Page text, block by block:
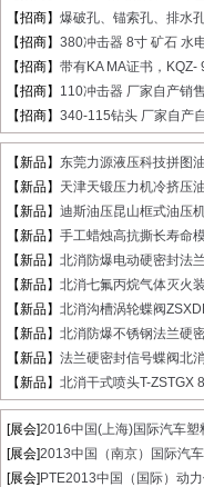
【招商】 爆破孔、锚索孔、排水
【招商】 380冲击器 8寸 矿石 水
【招商】 带有KA MA证书，KQZ-
【招商】 110冲击器 厂家自产销售
【招商】 340-115钻头 厂家自产
【新品】 东莞力源液压科技拼图
【新品】 天津天锻压力机冷挤压
【新品】 迪斯油压昆山框式油压
【新品】 手工蜡烛高抗撕长寿命
【新品】 北消防爆电动硬密封法
【新品】 北消七氟丙烷气体灭火
【新品】 北消沟槽涡轮蝶阀
【新品】 北消防爆不锈钢法兰硬
【新品】 法兰硬密封信号蝶阀北
【新品】 北消干式喷头T-ZSTGX
[展会]2016中国(上海)国际汽车塑
[展会]2013中国（南京）国际汽
[展会] PTE2013中国（国际）动